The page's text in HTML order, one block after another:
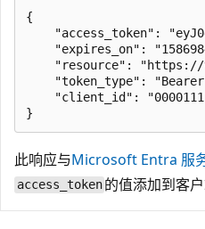
{
"access_token":
"expires_on":
"resource":
"token_type":
"client_id":
此响应与Microsoft Entra 服
access_token 的值添加到客